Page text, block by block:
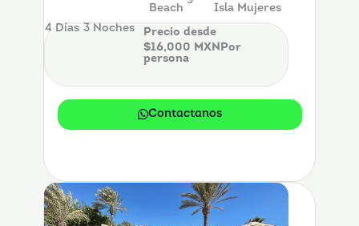
Beach
Isla Mujeres
4 Días 3 Noches
Precio desde
$16,000 MXNPor
persona
Contactanos